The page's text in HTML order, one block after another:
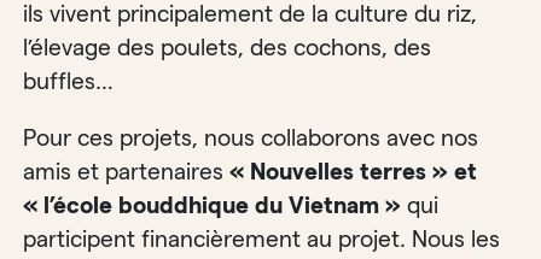
ils vivent principalement de la culture du riz,
l’élevage des poulets, des cochons, des
buffles…
Pour ces projets, nous collaborons avec nos
amis et partenaires« Nouvelles terres » et
« l’école bouddhique du Vietnam » qui
participent financièrement au projet. Nous les